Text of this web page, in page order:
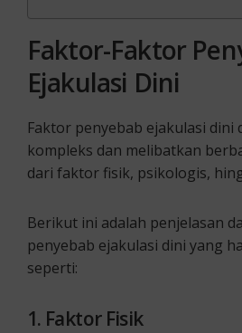
Faktor-Faktor
Ejakulasi Dini
Faktor penyebab ejakulasi dini
kompleks dan melibatkan
dari faktor fisik, psikologis,
Berikut ini adalah penjelasan
penyebab ejakulasi dini yang
seperti:
1. Faktor Fisik